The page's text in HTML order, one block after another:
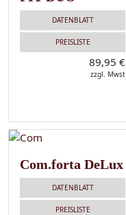
DATENBLATT
PREISLISTE
89,95 €
zzgl. Mwst
Com.forta DeLux
DATENBLATT
PREISLISTE